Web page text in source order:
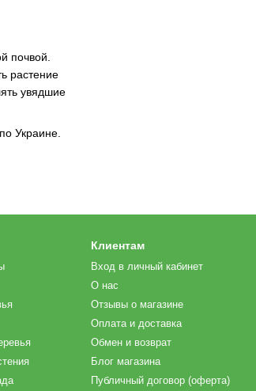
почвой.
растение
увядшие
Украине.
Клиентам
Вход в личный кабинет
О нас
Отзывы о магазине
Оплата и доставка
Обмен и возврат
Блог магазина
Публичный договор (оферта)